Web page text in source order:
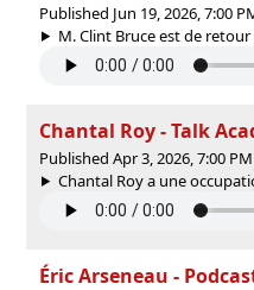
Published Jun 19, 2026, 7:00
M. Clint Bruce est de
Chantal Roy - Talk
Published Apr 3, 2026, 7:00
Chantal Roy a une
Éric Arseneau -